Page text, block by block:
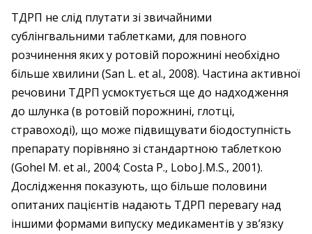
ТДРП не слід плутати зі звичайними
сублінгвальними таблетками, для повного
розчинення яких у ротовій порожнині необхідно
більше хвилини (San L. et al., 2008). Частина активної
речовини ТДРП усмоктується ще до надходження
до шлунка (в ротовій порожнині, глотці,
стравоході), що може підвищувати біодоступність
препарату порівняно зі стандартною таблеткою
(Gohel M. et al., 2004; Costa P., Lobo J. M.S., 2001).
Дослідження показують, що більше половини
опитаних пацієнтів надають ТДРП перевагу над
іншими формами випуску медикаментів у зв’язку